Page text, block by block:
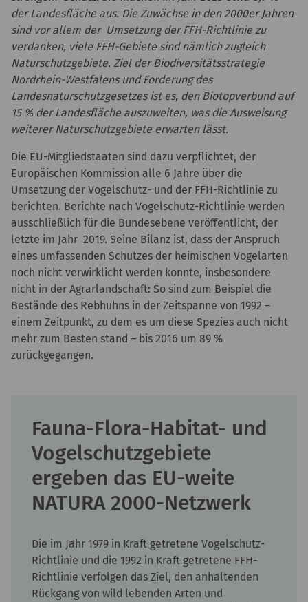
der Landesfläche aus. Die Zuwächse in den 2000er Jahren
sind vor allem der Umsetzung der FFH-Richtlinie zu
verdanken, viele FFH-Gebiete sind nämlich zugleich
Naturschutzgebiete. Ziel der Biodiversitätsstrategie
Nordrhein-Westfalens und Forderung des
Landesnaturschutzgesetzes ist es, den Biotopverbund auf
15 % der Landesfläche auszuweiten, was die Ausweisung
weiterer Naturschutzgebiete erwarten lässt.
Die EU-Mitgliedstaaten sind dazu verpflichtet, der
Europäischen Kommission alle 6 Jahre über die
Umsetzung der Vogelschutz- und der FFH-Richtlinie zu
berichten. Berichte nach Vogelschutz-Richtlinie werden
ausschließlich für die Bundesebene veröffentlicht, der
letzte im Jahr 2019. Seine Bilanz ist, dass der Anspruch
eines umfassenden Schutzes der heimischen Vogelarten
noch nicht verwirklicht werden konnte, insbesondere
nicht in der Agrarlandschaft: So sind zum Beispiel die
Bestände des Rebhuhns in der Zeitspanne von 1992 –
einem Zeitpunkt, zu dem es um diese Spezies auch nicht
mehr zum Besten stand – bis 2016 um 89 %
zurückgegangen.
Fauna-Flora-Habitat- und
Vogelschutzgebiete
ergeben das EU-weite
NATURA 2000-Netzwerk
Die im Jahr 1979 in Kraft getretene Vogelschutz-
Richtlinie und die 1992 in Kraft getretene FFH-
Richtlinie verfolgen das Ziel, den anhaltenden
Rückgang von wild lebenden Arten und